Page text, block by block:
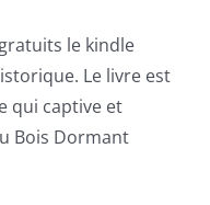
le kindle
Le livre est
qui captive et
Bois Dormant